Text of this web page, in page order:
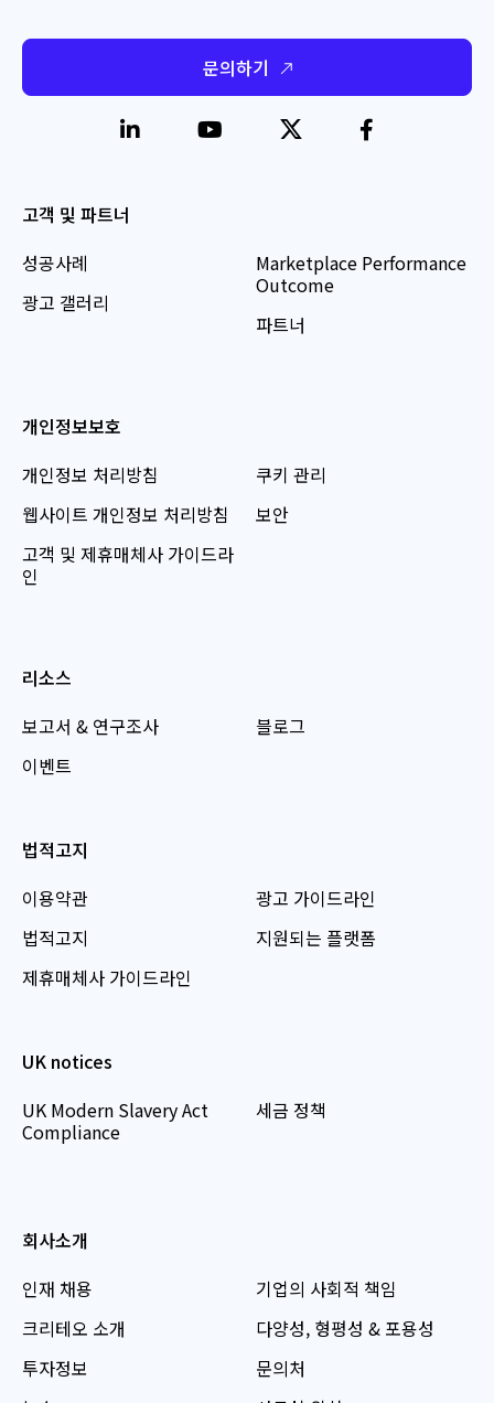
문의하기
고객 및 파트너
성공사례
광고 갤러리
Marketplace Performance
Outcome
파트너
개인정보보호
개인정보 처리방침
웹사이트 개인정보 처리방침
고객 및 제휴매체사 가이드라
인
쿠키 관리
보안
리소스
보고서 & 연구조사
이벤트
블로그
법적고지
이용약관
법적고지
제휴매체사 가이드라인
광고 가이드라인
지원되는 플랫폼
UK notices
UK Modern Slavery Act
Compliance
세금 정책
회사소개
인재 채용
크리테오 소개
투자정보
기업의 사회적 책임
다양성, 형평성 & 포용성
문의처